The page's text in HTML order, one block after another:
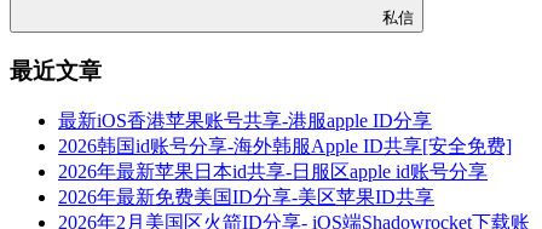
私信
最近文章
最新iOS香港苹果账号共享-港服apple ID分享
2026韩国id账号分享-海外韩服Apple ID共享[安全免费]
2026年最新苹果日本id共享-日服区apple id账号分享
2026年最新免费美国ID分享-美区苹果ID共享
2026年2月美国区火箭ID分享- iOS端Shadowrocket下载账